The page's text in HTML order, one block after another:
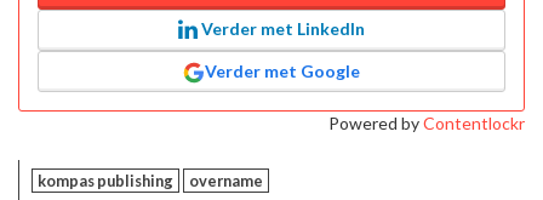
Verder met LinkedIn
Verder met Google
Powered byContentlockr
kompas publishing overname